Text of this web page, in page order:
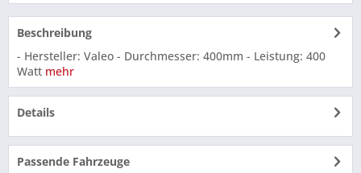
Beschreibung
- Hersteller: Valeo - Durchmesser: 400mm - Leistung: 400
Watt mehr
Details
Passende Fahrzeuge